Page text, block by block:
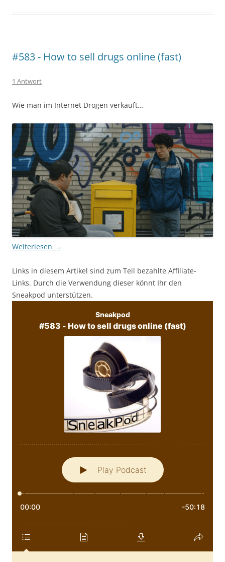
#583 - How to sell drugs online (fast)
1 Antwort
Wie man im Internet Drogen verkauft…
Weiterlesen →
Links in diesem Artikel sind zum Teil bezahlte Affiliate-
Links. Durch die Verwendung dieser könnt Ihr den
Sneakpod unterstützen.